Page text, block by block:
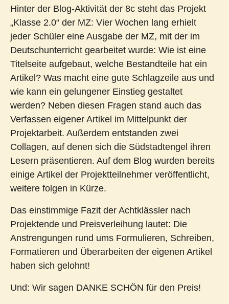
Hinter der Blog-Aktivität der 8c steht das Projekt
„Klasse 2.0“ der MZ: Vier Wochen lang erhielt
jeder Schüler eine Ausgabe der MZ, mit der im
Deutschunterricht gearbeitet wurde: Wie ist eine
Titelseite aufgebaut, welche Bestandteile hat ein
Artikel? Was macht eine gute Schlagzeile aus und
wie kann ein gelungener Einstieg gestaltet
werden? Neben diesen Fragen stand auch das
Verfassen eigener Artikel im Mittelpunkt der
Projektarbeit. Außerdem entstanden zwei
Collagen, auf denen sich die Südstadtengel ihren
Lesern präsentieren. Auf dem Blog wurden bereits
einige Artikel der Projektteilnehmer veröffentlicht,
weitere folgen in Kürze.
Das einstimmige Fazit der Achtklässler nach
Projektende und Preisverleihung lautet: Die
Anstrengungen rund ums Formulieren, Schreiben,
Formatieren und Überarbeiten der eigenen Artikel
haben sich gelohnt!
Und: Wir sagen DANKE SCHÖN für den Preis!